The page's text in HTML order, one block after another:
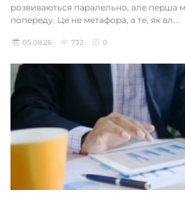
розвиваються паралельно, але перша
попереду. Це не метафора, а те, як вл...
05.08.26 732 0